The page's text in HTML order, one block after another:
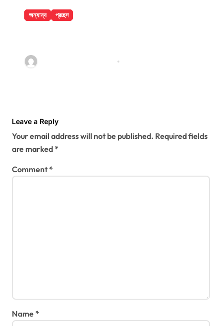
অন্যান্য প্রচ্ছদ
Leave a Reply
Your email address will not be published. Required fields
are marked*
Comment*
Name*